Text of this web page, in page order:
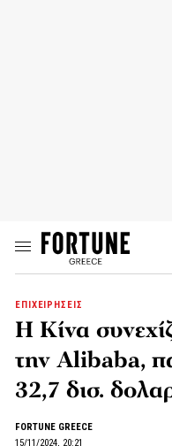
ΕΠΙΧΕΙΡΗΣΕΙΣ
Η Κίνα
την Alibaba,
32,7 δισ.
FORTUNE GREECE
15/11/2024, 20:21